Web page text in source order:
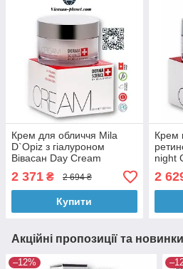
Крем для обличчя Mila
D`Opiz з гіалуроном
Вівасан Day Cream
Швейцарія 50 мл
2 371 ₴ 2 694 ₴
Купити
Крем
night
мл
2
Акційні пропозиції та новинки
–12%